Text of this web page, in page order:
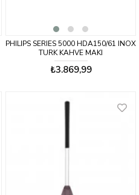
PHILIPS SERIES 5000 HDA150/61 INOX
TURK KAHVE MAKI
₺3.869,99